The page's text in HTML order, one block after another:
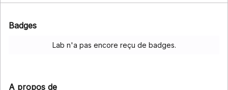
Badges
Lab n'a pas encore reçu de badges.
A propos de